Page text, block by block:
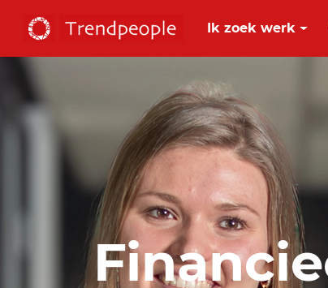
Ik zoek werk